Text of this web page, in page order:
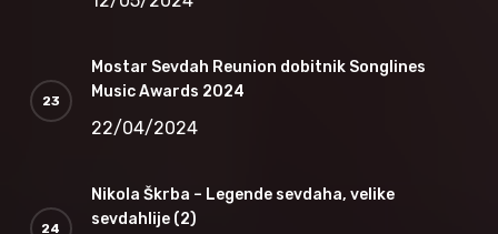
Mostar Sevdah Reunion dobitnik Songlines
Music Awards 2024
22/04/2024
Nikola Škrba – Legende sevdaha, velike
sevdahlije (2)